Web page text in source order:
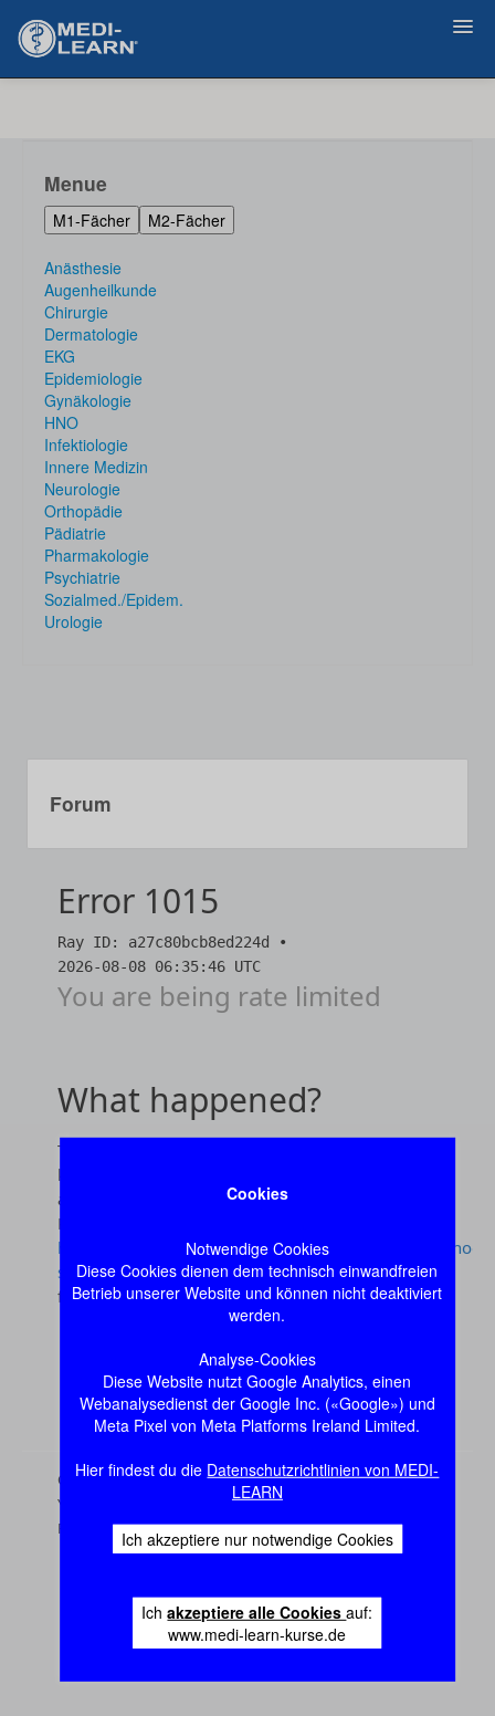
Cookies
Notwendige Cookies
Diese Cookies dienen dem technisch einwandfreien
Betrieb unserer Website und können nicht deaktiviert
werden.
Analyse-Cookies
Diese Website nutzt Google Analytics, einen
Webanalysedienst der Google Inc. («Google») und
Meta Pixel von Meta Platforms Ireland Limited.
Hier findest du die Datenschutzrichtlinien von MEDI-
LEARN
Ich akzeptiere nur notwendige Cookies
Ichakzeptiere alle Cookiesauf:
www.medi-learn-kurse.de
Menue
M1-Fächer M2-Fächer
Anästhesie
Augenheilkunde
Chirurgie
Dermatologie
EKG
Epidemiologie
Gynäkologie
HNO
Infektiologie
Innere Medizin
Neurologie
Orthopädie
Pädiatrie
Pharmakologie
Psychiatrie
Sozialmed./Epidem.
Urologie
Forum